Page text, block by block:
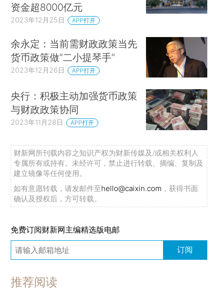
资金超8000亿元
2023年12月25日 APP打开
余永定：当前需财政政策当先
货币政策做“二小提琴手”
2023年12月26日 APP打开
央行：积极主动加强货币政策
与财政政策协同
2023年11月28日 APP打开
财新网所刊载内容之知识产权为财新传媒及/或相关权利人
专属所有或持有。未经许可，禁止进行转载、摘编、复制及
建立镜像等任何使用。
如有意愿转载，请发邮件至hello@caixin.com ，获得书面
确认及授权后，方可转载。
免费订阅财新网主编精选版电邮
订阅
推荐阅读